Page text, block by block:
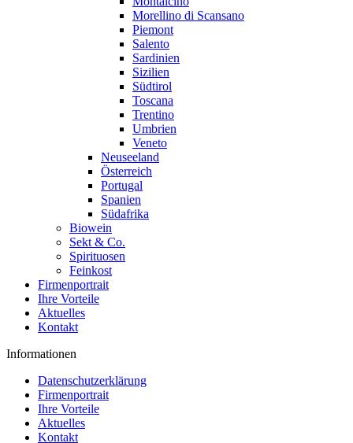
Morellino di Scansano
Piemont
Salento
Sardinien
Sizilien
Südtirol
Toscana
Trentino
Umbrien
Veneto
Neuseeland
Österreich
Portugal
Spanien
Südafrika
Biowein
Sekt & Co.
Spirituosen
Feinkost
Firmenportrait
Ihre Vorteile
Aktuelles
Kontakt
Informationen
Datenschutzerklärung
Firmenportrait
Ihre Vorteile
Aktuelles
Kontakt